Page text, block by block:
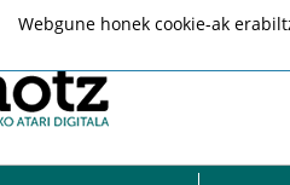
Webgune honek cookie-ak